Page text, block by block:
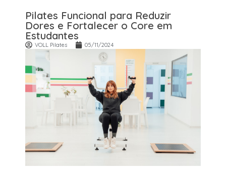
Pilates Funcional para Reduzir
Dores e Fortalecer o Core em
Estudantes
VOLL Pilates 05/11/2024